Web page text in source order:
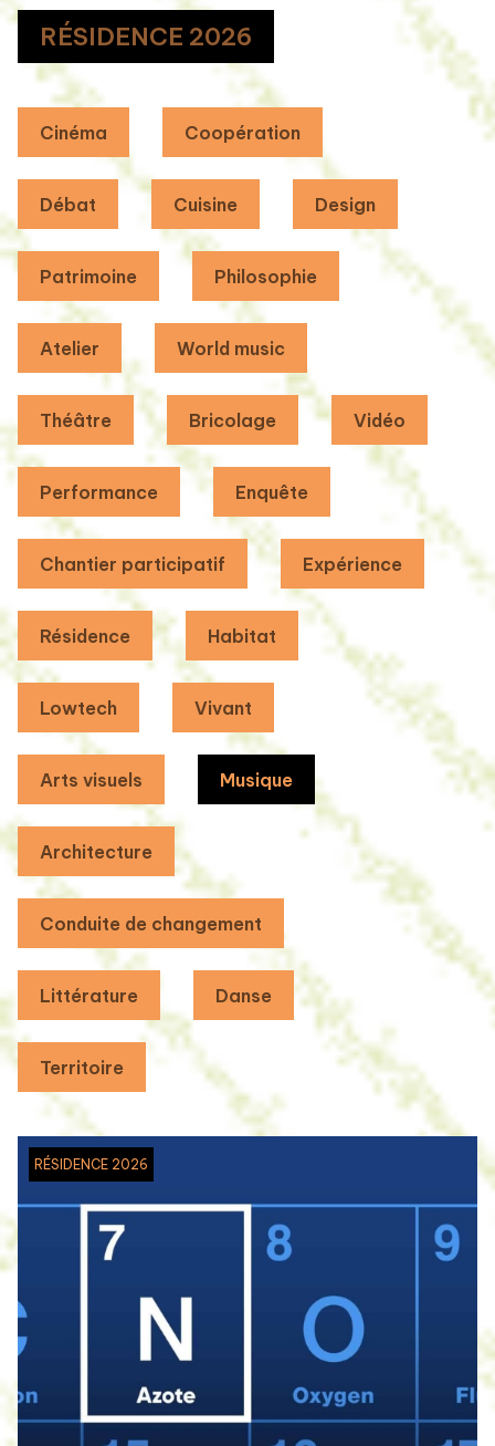
RÉSIDENCE 2026
Cinéma Coopération
Débat Cuisine Design
Patrimoine Philosophie
Atelier World music
Théâtre Bricolage Vidéo
Performance Enquête
Chantier participatif Expérience
Résidence Habitat
Lowtech Vivant
Arts visuels Musique
Architecture
Conduite de changement
Littérature Danse
Territoire
RÉSIDENCE 2026